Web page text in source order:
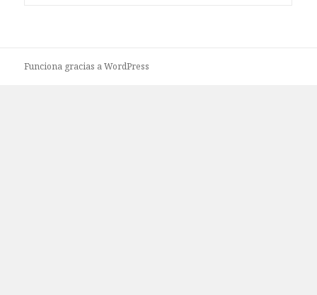
Funciona gracias a WordPress